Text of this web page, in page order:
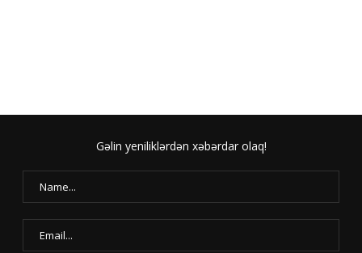
Gəlin yeniliklərdən xəbərdar olaq!